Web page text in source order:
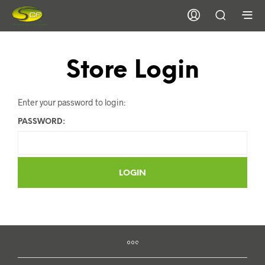
Store Login
Enter your password to login:
PASSWORD: